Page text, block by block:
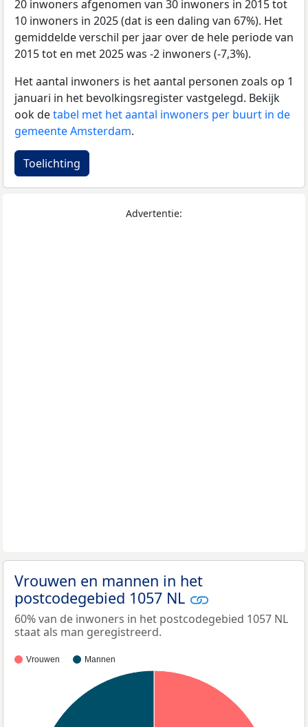
20 inwoners afgenomen van 30 inwoners in 2015 tot
10 inwoners in 2025 (dat is een daling van 67%). Het
gemiddelde verschil per jaar over de hele periode van
2015 tot en met 2025 was -2 inwoners (-7,3%).
Het aantal inwoners is het aantal personen zoals op 1
januari in het bevolkingsregister vastgelegd. Bekijk
ook detabel met het aantal inwoners per buurt in de
gemeente Amsterdam.
Toelichting
Advertentie:
Vrouwen en mannen in het
postcodegebied 1057 NL
60% van de inwoners in het postcodegebied 1057 NL
staat als man geregistreerd.
Vrouwen Mannen